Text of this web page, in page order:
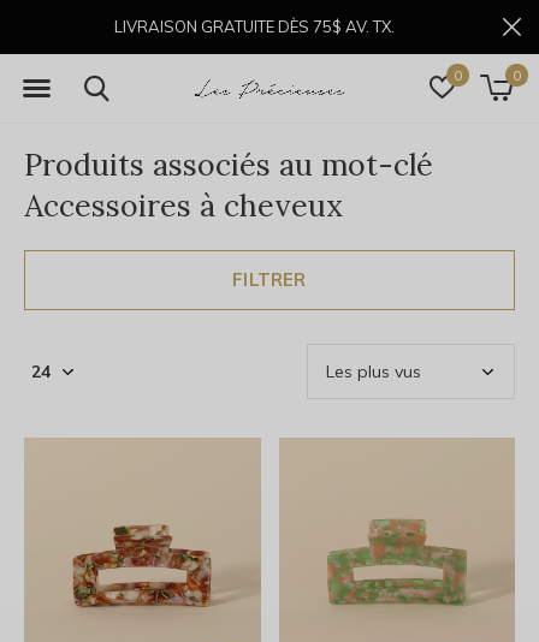
0 0
LIVRAISON GRATUITE DÈS 75$ AV. TX.
Produits associés au mot-clé
Accessoires à cheveux
FILTRER